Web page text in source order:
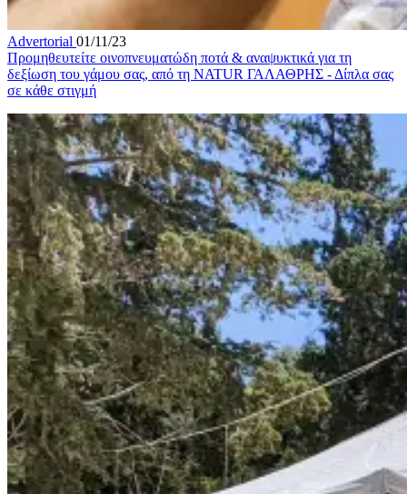
Advertorial 01/11/23
Προμηθευτείτε οινοπνευματώδη ποτά & αναψυκτικά για τη
δεξίωση του γάμου σας, από τη NATUR ΓΑΛΑΘΡΗΣ - Δίπλα σας
σε κάθε στιγμή